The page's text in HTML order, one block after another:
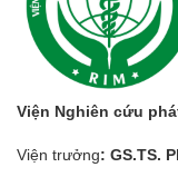
Viện Nghiên cứu
Viện trưởng: GS.TS.